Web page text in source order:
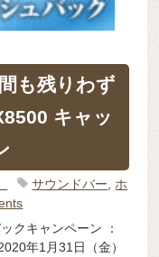
も残りわず
キャッ
サウンドバー
ホ
クキャンペーン ：
年1月31日（金）